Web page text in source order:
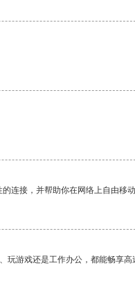
连接，并帮助你在网络上自由移动
游戏还是工作办公，都能畅享